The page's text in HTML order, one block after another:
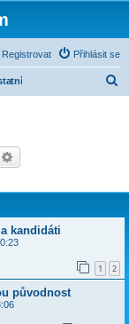
Přihlásit se
Registrovat
kandidáti
1 2
původnost